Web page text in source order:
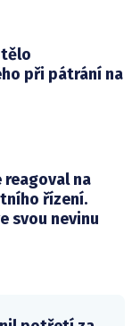
při pátrání na
reagoval na
řízení.
svou nevinu